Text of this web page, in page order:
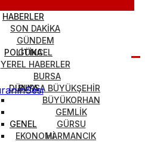
HABERLER
SON DAKİKA
GÜNDEM
GÜNCEL
YEREL HABERLER
BURSA
BURSA BÜYÜKŞEHİR
BÜYÜKORHAN
GEMLİK
GÜRSU
HARMANCIK
POLİTİKA
DÜNYA
GENEL
EKONOMİ